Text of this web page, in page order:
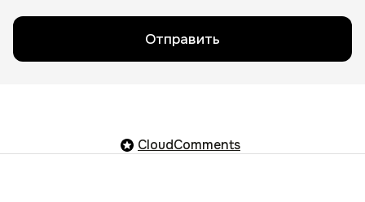
Отправить
CloudComments